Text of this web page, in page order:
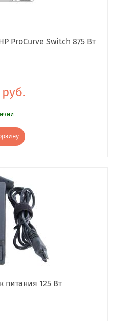
ProCurve Switch 875 Вт
руб.
питания 125 Вт